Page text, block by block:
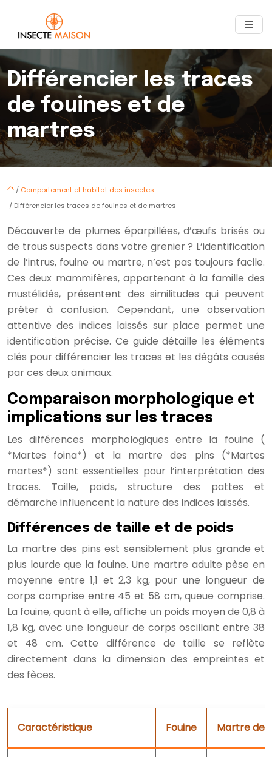
Différencier les traces
de fouines et de
martres
/ Comportement et habitat des insectes
/ Différencier les traces de fouines et de martres
Découverte de plumes éparpillées, d’œufs brisés ou
de trous suspects dans votre grenier ? L’identification
de l’intrus, fouine ou martre, n’est pas toujours facile.
Ces deux mammifères, appartenant à la famille des
mustélidés, présentent des similitudes qui peuvent
prêter à confusion. Cependant, une observation
attentive des indices laissés sur place permet une
identification précise. Ce guide détaille les éléments
clés pour différencier les traces et les dégâts causés
par ces deux animaux.
Comparaison morphologique et
implications sur les traces
Les différences morphologiques entre la fouine (
*Martes foina*) et la martre des pins (*Martes
martes*) sont essentielles pour l’interprétation des
traces. Taille, poids, structure des pattes et
démarche influencent la nature des indices laissés.
Différences de taille et de poids
La martre des pins est sensiblement plus grande et
plus lourde que la fouine. Une martre adulte pèse en
moyenne entre 1,1 et 2,3 kg, pour une longueur de
corps comprise entre 45 et 58 cm, queue comprise.
La fouine, quant à elle, affiche un poids moyen de 0,8 à
1,8 kg, avec une longueur de corps oscillant entre 38
et 48 cm. Cette différence de taille se reflète
directement dans la dimension des empreintes et
des fèces.
Caractéristique Fouine Martre des